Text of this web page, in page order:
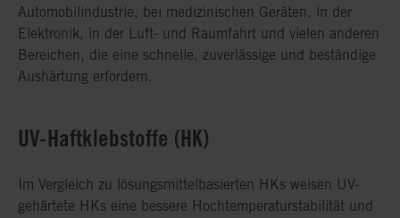
Automobilindustrie, bei medizinischen Geräten, in der
Elektronik, in der Luft- und Raumfahrt und vielen anderen
Bereichen, die eine schnelle, zuverlässige und beständige
Aushärtung erfordern.
UV-Haftklebstoffe (HK)
Im Vergleich zu lösungsmittelbasierten HKs weisen UV-
gehärtete HKs eine bessere Hochtemperaturstabilität und